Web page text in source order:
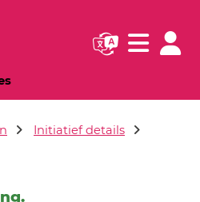
(huidige pagina)
Navigatie
Initiatief details